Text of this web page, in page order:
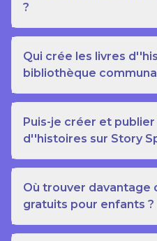
?
Qui crée les livres
bibliothèque
Puis-je créer et
d''histoires sur Story
Où trouver davantage
gratuits pour enfants ?